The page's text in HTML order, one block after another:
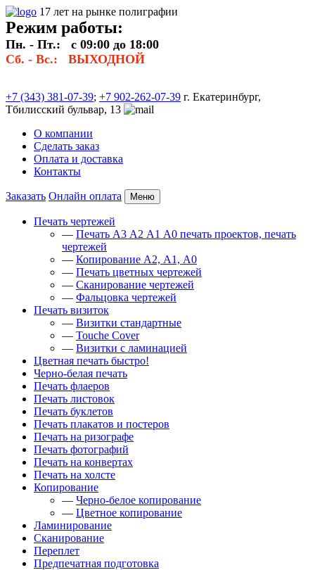
17 лет на рынке полиграфии
Режим работы:
Пн. - Пт.: с 09:00 до 18:00
Сб. - Вс.: ВЫХОДНОЙ
+7 (343) 381-07-39; +7 902-262-07-39 г. Екатеринбург,
Тбилисский бульвар, 13
О компании
Сделать заказ
Оплата и доставка
Контакты
Заказать Онлайн оплата Меню
Печать чертежей
— Печать А3 А2 А1 А0 печать проектов, печать
чертежей
— Копирование А2, А1, А0
— Печать цветных чертежей
— Сканирование чертежей
— Фальцовка чертежей
Печать визиток
— Визитки стандартные
— Touche Cover
— Визитки с ламинацией
Цветная печать быстро!
Черно-белая печать
Печать флаеров
Печать листовок
Печать буклетов
Печать плакатов и постеров
Печать на ризографе
Печать фотографий
Печать на конвертах
Печать на холсте
Копирование
— Черно-белое копирование
— Цветное копирование
Ламинирование
Сканирование
Переплет
Предпечатная подготовка